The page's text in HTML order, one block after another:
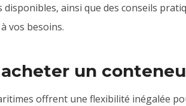
disponibles, ainsi que des conseils
vos besoins.
un
offrent une flexibilité inégalée